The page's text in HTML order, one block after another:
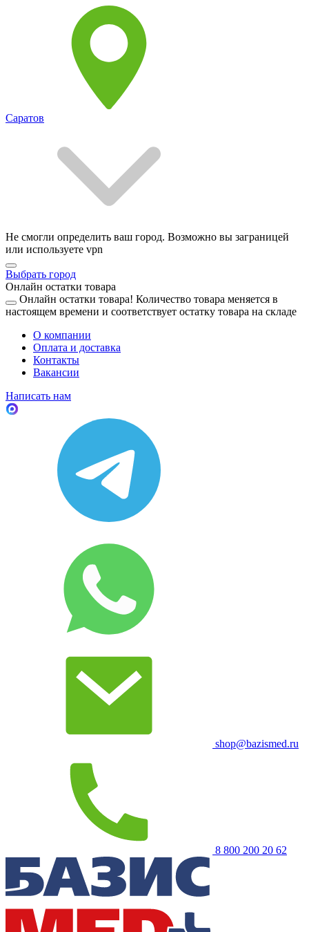
Саратов
Не смогли определить ваш город. Возможно вы заграницей
или используете vpn
Выбрать город
Онлайн остатки товара
Онлайн остатки товара! Количество товара меняется в
настоящем времени и соответствует остатку товара на складе
О компании
Оплата и доставка
Контакты
Вакансии
Написать нам
shop@bazismed.ru
8 800 200 20 62